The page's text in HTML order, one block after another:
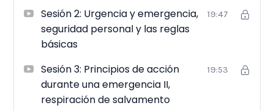
Sesión 2: Urgencia y emergencia,
seguridad personal y las reglas
básicas
19:47
Sesión 3: Principios de acción
durante una emergencia II,
respiración de salvamento
19:53